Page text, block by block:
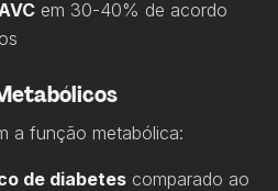
em 30-40% de acordo
a função metabólica:
de diabetes comparado ao